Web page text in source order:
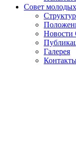
Совет
Галерея